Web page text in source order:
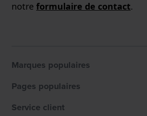
notre formulaire de contact.
Marques populaires
Pages populaires
Service client